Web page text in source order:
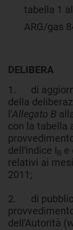
tabella 1
ARG/gas
DELIBERA
1. di
della
l'Allegato B
con la tabella
dell'indice IR e
relativi ai
2011;
2. di
dell'Autorità